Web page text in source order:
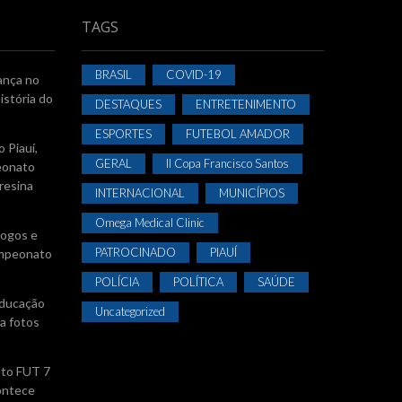
no
do
Piauí,
e
fotos
FUT 7
TAGS
BRASIL COVID-19
DESTAQUES ENTRETENIMENTO
ESPORTES FUTEBOL AMADOR
GERAL II Copa Francisco Santos
INTERNACIONAL MUNICÍPIOS
Omega Medical Clinic
PATROCINADO PIAUÍ
POLÍCIA POLÍTICA SAÚDE
Uncategorized